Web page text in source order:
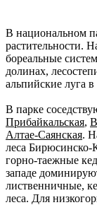
В национальном
растительности.
бореальные
долинах,
альпийские луга
В парке
Прибайкальская,
Алтае-Саянская.
леса Бирюсинско-
горно-таежные
западе
лиственничные,
леса. Для